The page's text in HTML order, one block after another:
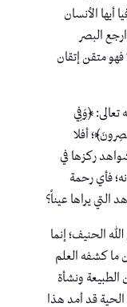
أيها الأنسان
البصر
فهو متقن إتقان
﴿وَفِي
أفلا
ركزها في
فأي رحمة
يراها عيناً؟
الحنيف؛ إنما
ما كشفه العلم
ونشأة
الحية قد أمد هذا